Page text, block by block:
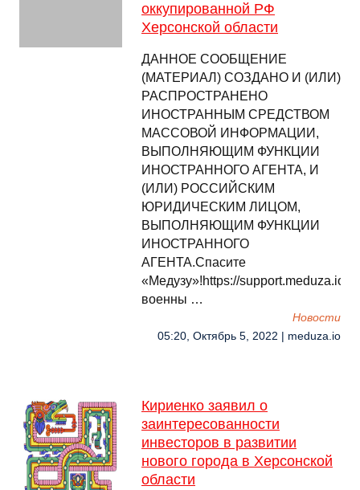
оккупированной РФ
Херсонской области
ДАННОЕ СООБЩЕНИЕ
(МАТЕРИАЛ) СОЗДАНО И (ИЛИ)
РАСПРОСТРАНЕНО
ИНОСТРАННЫМ СРЕДСТВОМ
МАССОВОЙ ИНФОРМАЦИИ,
ВЫПОЛНЯЮЩИМ ФУНКЦИИ
ИНОСТРАННОГО АГЕНТА, И
(ИЛИ) РОССИЙСКИМ
ЮРИДИЧЕСКИМ ЛИЦОМ,
ВЫПОЛНЯЮЩИМ ФУНКЦИИ
ИНОСТРАННОГО
АГЕНТА.Спасите
«Медузу»!https://
военны …
Новости
05:20, Октябрь 5, 2022 | meduza.io
Кириенко заявил о
заинтересованности
инвесторов в развитии
нового города в Херсонской
области